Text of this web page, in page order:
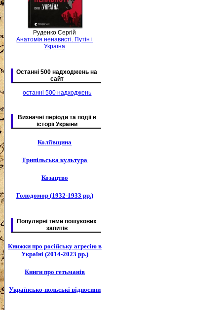
Руденко Сергій
Анатомія ненависті. Путін і
Україна
Останні 500 надходжень на
сайт
останні 500 надходжень
Визначні періоди та подіі в
історії України
Коліївщина
Трипільська культура
Козацтво
Голодомор (1932-1933 рр.)
Популярні теми пошукових
запитів
Книжки про російську агресію в
Україні (2014-2023 рр.)
Книги про гетьманів
Українсько-польські відносини